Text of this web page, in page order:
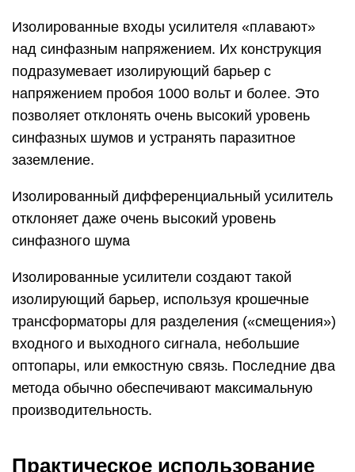
Изолированные входы усилителя «плавают»
над синфазным напряжением. Их конструкция
подразумевает изолирующий барьер с
напряжением пробоя 1000 вольт и более. Это
позволяет отклонять очень высокий уровень
синфазных шумов и устранять паразитное
заземление.
Изолированный дифференциальный усилитель
отклоняет даже очень высокий уровень
синфазного шума
Изолированные усилители создают такой
изолирующий барьер, используя крошечные
трансформаторы для разделения («смещения»)
входного и выходного сигнала, небольшие
оптопары, или емкостную связь. Последние два
метода обычно обеспечивают максимальную
производительность.
Практическое использование